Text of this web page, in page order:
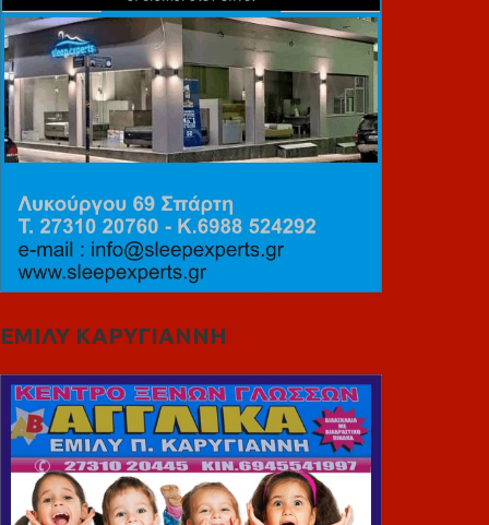
ΕΜΙΛΥ ΚΑΡΥΓΙΑΝΝΗ